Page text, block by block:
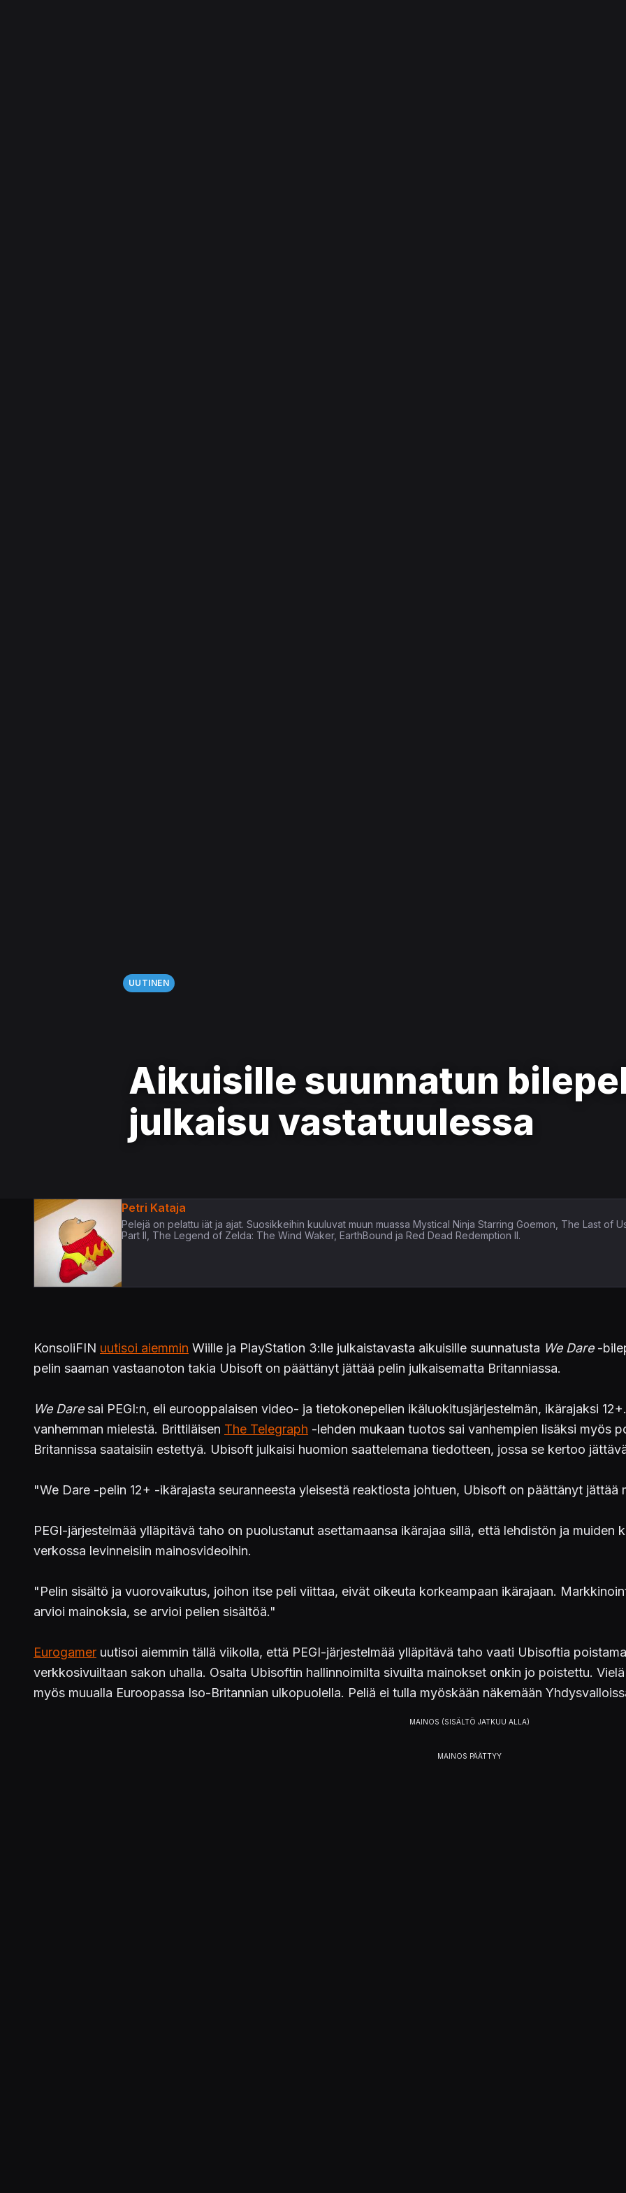
UUTINEN
Aikuisille suunnatun
julkaisu vastatuulessa
Petri Kataja
Pelejä on pelattu iät ja ajat. Suosikkeihin kuuluvat muun muassa Mystical Ninja Starring Goemon, The Last of
Part II, The Legend of Zelda: The Wind Waker, EarthBound ja Red Dead Redemption II.
KonsoliFIN uutisoi aiemmin Wiille ja PlayStation 3:lle julkaistavasta aikuisille suunnatusta We Dare-
pelin saaman vastaanoton takia Ubisoft on päättänyt jättää pelin julkaisematta Britanniassa.
We Daresai PEGI:n, eli eurooppalaisen video- ja tietokonepelien ikäluokitusjärjestelmän, ikärajaksi
vanhemman mielestä. Brittiläisen The Telegraph -lehden mukaan tuotos sai vanhempien lisäksi myös
Britannissa saataisiin estettyä. Ubisoft julkaisi huomion saattelemana tiedotteen, jossa se kertoo
"We Dare -pelin 12+ -ikärajasta seuranneesta yleisestä reaktiosta johtuen, Ubisoft on päättänyt jättää
PEGI-järjestelmää ylläpitävä taho on puolustanut asettamaansa ikärajaa sillä, että lehdistön ja muiden
verkossa levinneisiin mainosvideoihin.
"Pelin sisältö ja vuorovaikutus, joihon itse peli viittaa, eivät oikeuta korkeampaan ikärajaan.
arvioi mainoksia, se arvioi pelien sisältöä."
Eurogamer uutisoi aiemmin tällä viikolla, että PEGI-järjestelmää ylläpitävä taho vaati Ubisoftia
verkkosivuiltaan sakon uhalla. Osalta Ubisoftin hallinnoimilta sivuilta mainokset onkin jo poistettu.
myös muualla Euroopassa Iso-Britannian ulkopuolella. Peliä ei tulla myöskään näkemään